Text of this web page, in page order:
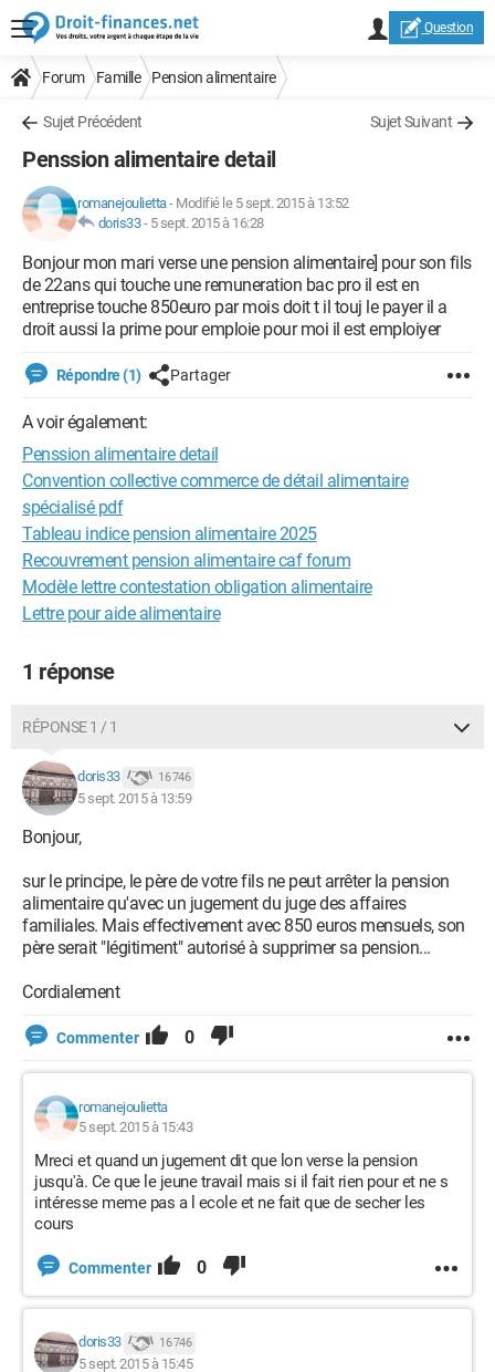
Question
Forum Famille Pension alimentaire
Sujet Précédent Sujet Suivant
Penssion alimentaire detail
romanejoulietta- Modifié le 5 sept. 2015 à 13:52
doris33- 5 sept. 2015 à 16:28
Bonjour mon mari verse une pension alimentaire] pour son fils
de 22ans qui touche une remuneration bac pro il est en
entreprise touche 850euro par mois doit t il touj le payer il a
droit aussi la prime pour emploie pour moi il est emploiyer
Répondre (1) Partager
A voir également:
Penssion alimentaire detail
Convention collective commerce de détail alimentaire
spécialisé pdf
Tableau indice pension alimentaire 2025
Recouvrement pension alimentaire caf forum
Modèle lettre contestation obligation alimentaire
Lettre pour aide alimentaire
1 réponse
RÉPONSE 1 / 1
doris33 16 746
5 sept. 2015 à 13:59
Bonjour,
sur le principe, le père de votre fils ne peut arrêter la pension
alimentaire qu'avec un jugement du juge des affaires
familiales. Mais effectivement avec 850 euros mensuels, son
père serait "légitiment" autorisé à supprimer sa pension...
Cordialement
Commenter 0
romanejoulietta
5 sept. 2015 à 15:43
Mreci et quand un jugement dit que lon verse la pension
jusqu'à. Ce que le jeune travail mais si il fait rien pour et ne s
intéresse meme pas a l ecole et ne fait que de secher les
cours
Commenter 0
doris33 16 746
5 sept. 2015 à 15:45